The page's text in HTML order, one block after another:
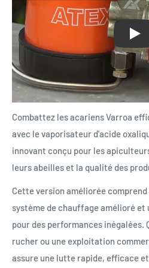
Combattez les acariens Varroa
avec le vaporisateur d'acide
innovant conçu pour les
leurs abeilles et la qualité des
Cette version améliorée comprend
système de chauffage amélioré
pour des performances inégalées.
rucher ou une exploitation
assure une lutte rapide, efficace